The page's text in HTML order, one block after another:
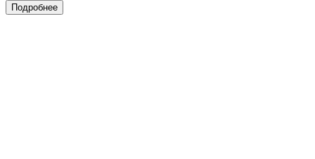
Подробнее